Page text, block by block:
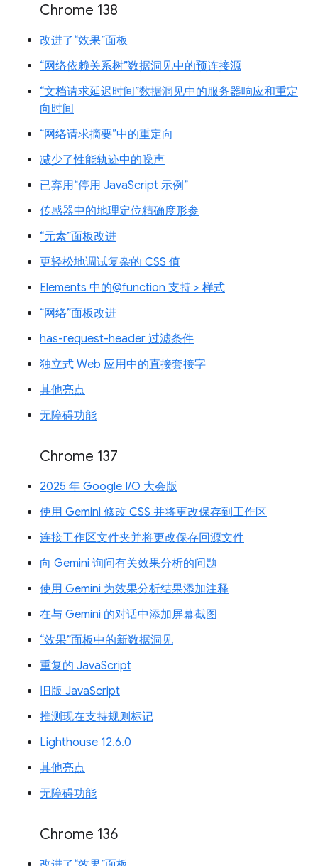
Chrome 138
改进了“效果”面板
“网络依赖关系树”数据洞见中的预连接源
“文档请求延迟时间”数据洞见中的服务器响应和重定
向时间
“网络请求摘要”中的重定向
减少了性能轨迹中的噪声
已弃用“停用 JavaScript 示例”
传感器中的地理定位精确度形参
“元素”面板改进
更轻松地调试复杂的 CSS 值
Elements 中的@function 支持 > 样式
“网络”面板改进
has-request-header 过滤条件
独立式 Web 应用中的直接套接字
其他亮点
无障碍功能
Chrome 137
2025 年 Google I/O 大会版
使用 Gemini 修改 CSS 并将更改保存到工作区
连接工作区文件夹并将更改保存回源文件
向 Gemini 询问有关效果分析的问题
使用 Gemini 为效果分析结果添加注释
在与 Gemini 的对话中添加屏幕截图
“效果”面板中的新数据洞见
重复的 JavaScript
旧版 JavaScript
推测现在支持规则标记
Lighthouse 12.6.0
其他亮点
无障碍功能
Chrome 136